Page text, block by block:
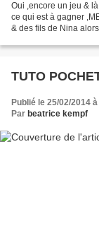
Oui ,encore un jeu &
ce qui est à gagner
& des fils de Nina
TUTO
Publié le 25/02/2014
Par beatrice kempf